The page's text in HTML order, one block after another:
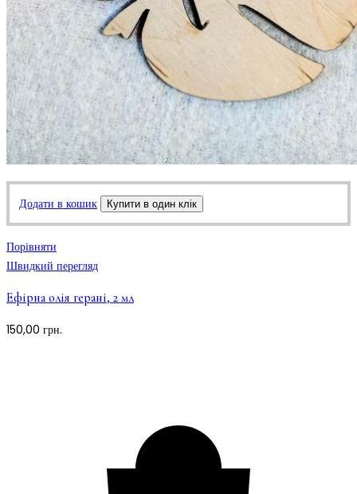
Додати в кошик Купити в один клік
Порівняти
Швидкий перегляд
Ефірна олія герані, 2 мл
150,00 грн.